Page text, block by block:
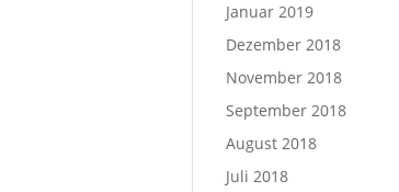
Januar 2019
Dezember 2018
November 2018
September 2018
August 2018
Juli 2018